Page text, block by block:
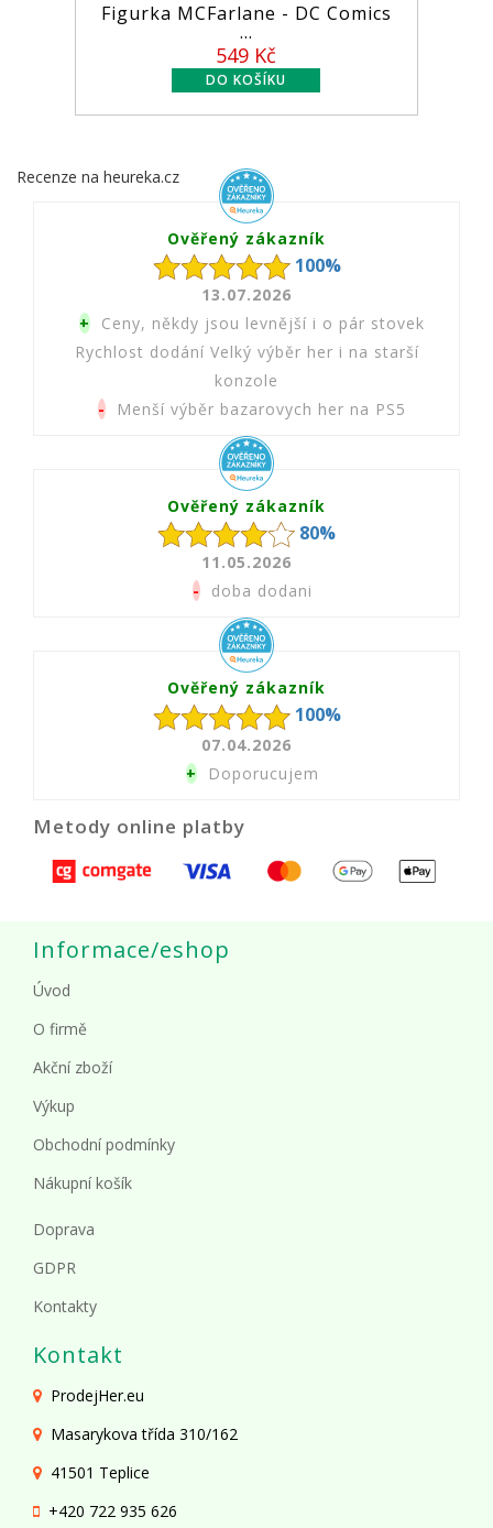
Figurka MCFarlane - DC Comics
...
549 Kč
Recenze na heureka.cz
Ověřený zákazník
100%
13.07.2026
+ Ceny, někdy jsou levnější i o pár stovek
Rychlost dodání Velký výběr her i na starší
konzole
- Menší výběr bazarovych her na PS5
Ověřený zákazník
80%
11.05.2026
-doba dodani
Ověřený zákazník
100%
07.04.2026
+Doporucujem
Metody online platby
Informace/eshop
Úvod
O firmě
Akční zboží
Výkup
Obchodní podmínky
Nákupní košík
Doprava
GDPR
Kontakty
Kontakt
ProdejHer.eu
Masarykova třída 310/162
41501 Teplice
+420 722 935 626